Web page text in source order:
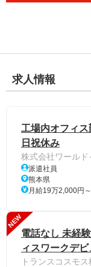
求人情報
工場内オフィ
日祝休み
株式会社ワールド
派遣社員
熊本県
月給19万2,000円
NEW
電話なし 未経
ィスワークデ
トランスコスモ